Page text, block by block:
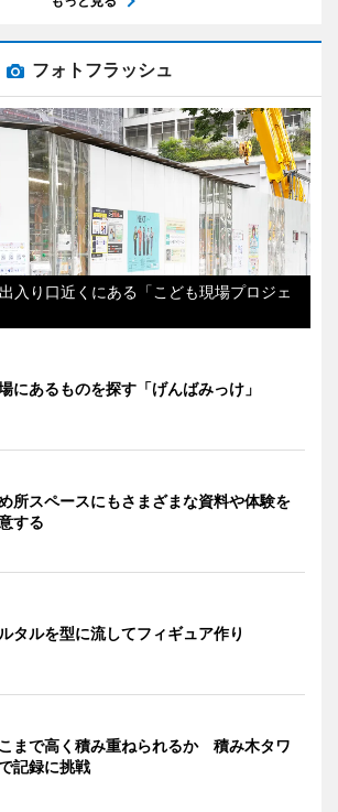
フォトフラッシュ
入り口近くにある「こども現場プロジェ
にあるものを探す「げんばみっけ」
所スペースにもさまざまな資料や体験を
する
タルを型に流してフィギュア作り
まで高く積み重ねられるか 積み木タワ
記録に挑戦